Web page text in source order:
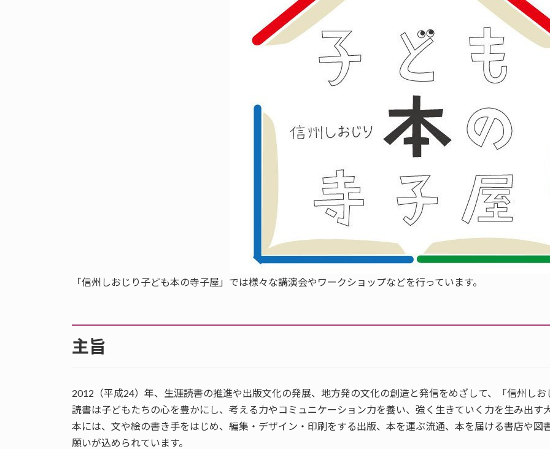
「信州しおじり子ども本の寺子屋」では様々な講演会やワークショップなどを行っています。
主旨
2012（平成24）年、生涯読書の推進や出版文化の発展、地方発の文化の創造と発信をめざして、「信州し
読書は子どもたちの心を豊かにし、考える力やコミュニケーション力を養い、強く生きていく力を生み出す
本には、文や絵の書き手をはじめ、編集・デザイン・印刷をする出版、本を運ぶ流通、本を届ける書店や図
願いが込められています。